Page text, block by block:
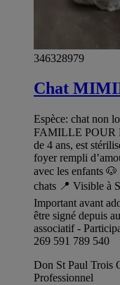
346328979
Chat
Espèce: chat non
FAMILLE POUR
de 4 ans, est
foyer rempli
avec les enfants
chats 📍 Visible à
Important avant
être signé depuis
associatif -
269 591 789 540
Don St Paul Trois
Professionnel